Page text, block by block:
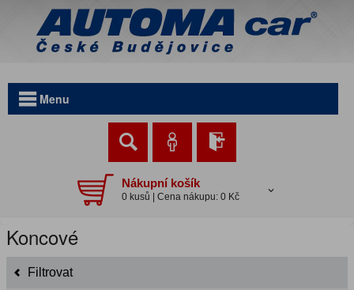
Menu
Nákupní košík
0 kusů | Cena nákupu: 0 Kč
Koncové
Filtrovat